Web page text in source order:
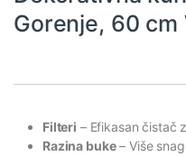
Gorenje, 60 cm
Filteri – Efikasan čistač
Razina buke – Više